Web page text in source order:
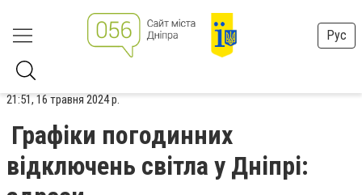
Рус
21:51, 16 травня 2024 р.
Графіки погодинних
відключень світла у Дніпрі: